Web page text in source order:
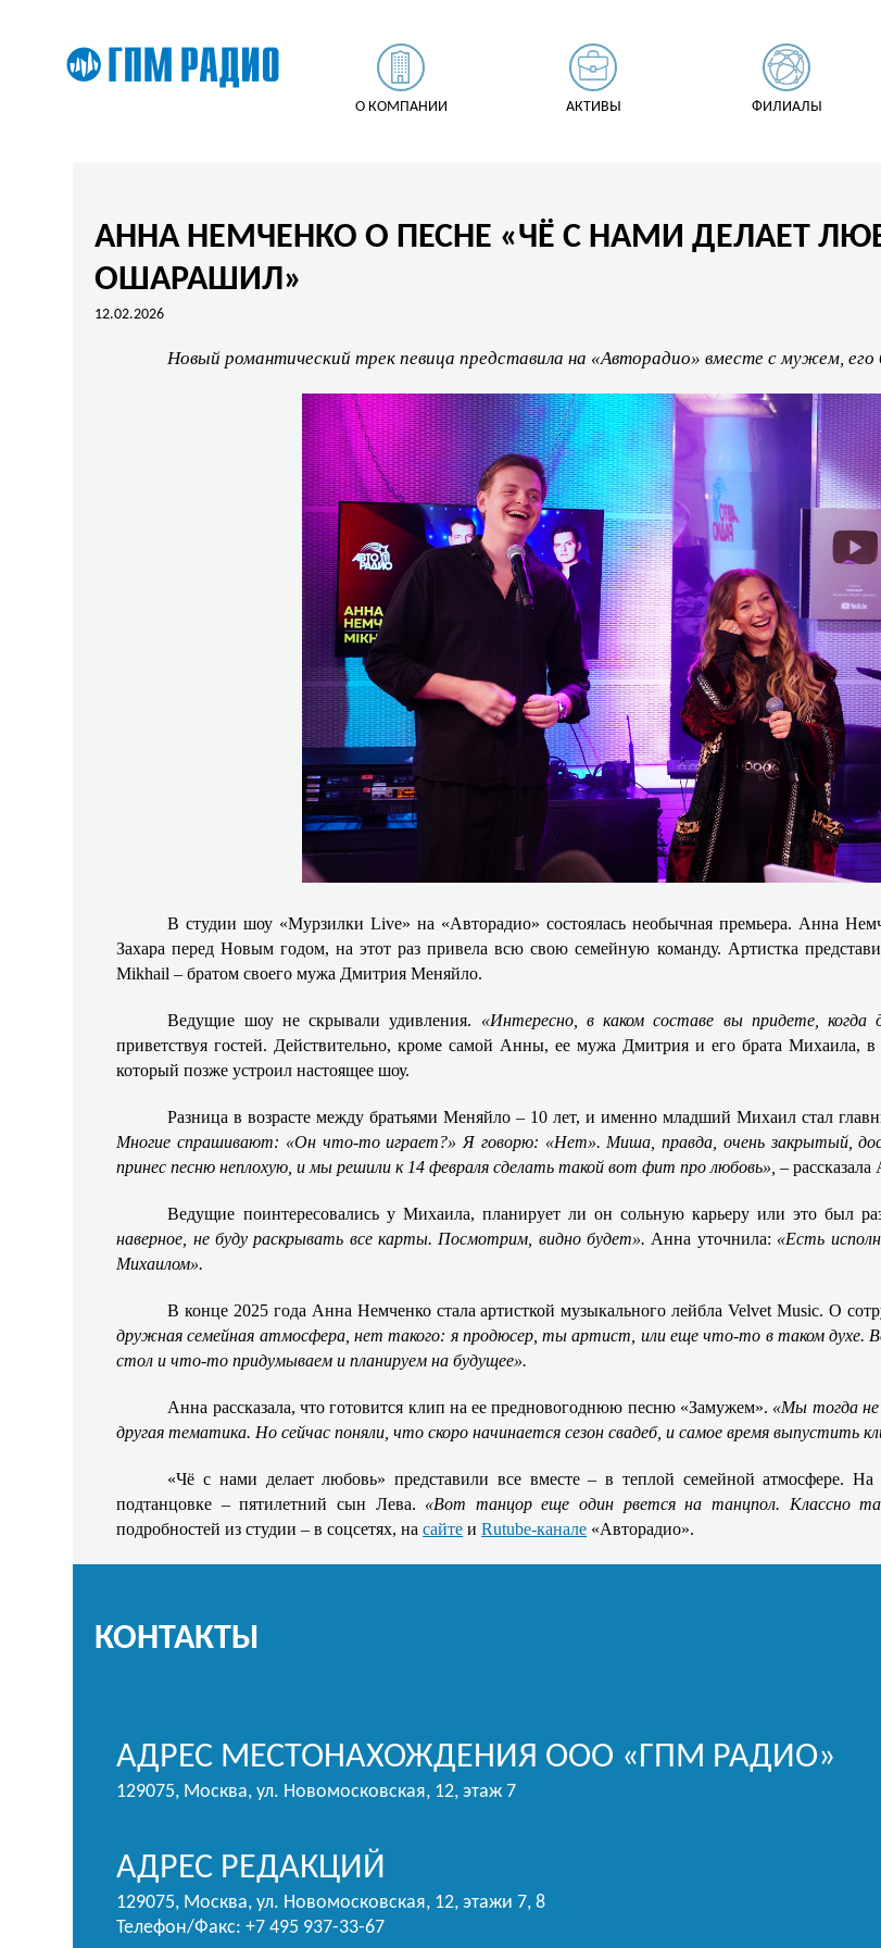
О КОМПАНИИ АКТИВЫ ФИЛИАЛЫ
АННА НЕМЧЕНКО О ПЕСНЕ «ЧЁ С НАМИ ДЕЛАЕТ
ОШАРАШИЛ»
12.02.2026
Новый романтический трек певица представила на «Авторадио» вместе с мужем,
В студии шоу «Мурзилки Live» на «Авторадио» состоялась необычная премьера. Анна
Захара перед Новым годом, на этот раз привела всю свою семейную команду. Артистка
Mikhail – братом своего мужа Дмитрия Меняйло.
Ведущие шоу не скрывали удивления. «Интересно, в каком составе вы придете,
приветствуя гостей. Действительно, кроме самой Анны, ее мужа Дмитрия и его брата Михаила,
который позже устроил настоящее шоу.
Разница в возрасте между братьями Меняйло – 10 лет, и именно младший Михаил стал
Многие спрашивают: «Он что-то играет?» Я говорю: «Нет». Миша, правда, очень закрытый,
принес песню неплохую, и мы решили к 14 февраля сделать такой вот фит про любовь»,–
Ведущие поинтересовались у Михаила, планирует ли он сольную карьеру или это был
наверное, не буду раскрывать все карты. Посмотрим, видно будет». Анна уточнила: «Есть
Михаилом».
В конце 2025 года Анна Немченко стала артисткой музыкального лейбла Velvet Music. О
дружная семейная атмосфера, нет такого: я продюсер, ты артист, или еще что-то в таком духе.
стол и что-то придумываем и планируем на будущее».
Анна рассказала, что готовится клип на ее предновогоднюю песню «Замужем». «Мы тогда не
другая тематика. Но сейчас поняли, что скоро начинается сезон свадеб, и самое время выпустить
«Чё с нами делает любовь» представили все вместе – в теплой семейной
подтанцовке – пятилетний сын Лева. «Вот танцор еще один рвется на танцпол. Классно
подробностей из студии – в соцсетях, насайте иRutube-канале «Авторадио».
КОНТАКТЫ
АДРЕС МЕСТОНАХОЖДЕНИЯ ООО «ГПМ РАДИО»
129075, Москва, ул. Новомосковская, 12, этаж 7
АДРЕС РЕДАКЦИЙ
129075, Москва, ул. Новомосковская, 12, этажи 7, 8
Телефон/Факс: +7 495 937-33-67